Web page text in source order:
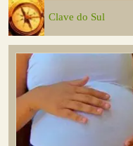
Clave do Sul